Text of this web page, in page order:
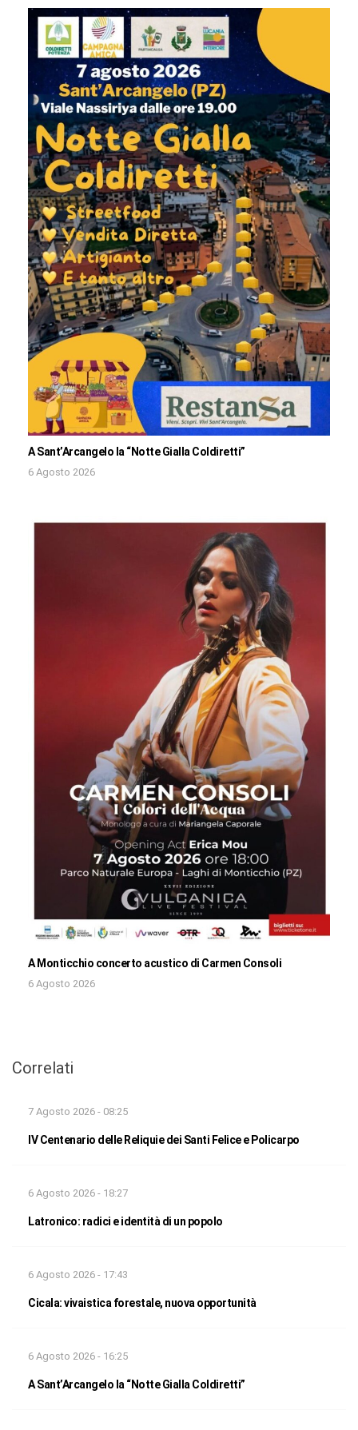
A Sant’Arcangelo la “Notte Gialla Coldiretti”
6 Agosto 2026
A Monticchio concerto acustico di Carmen Consoli
6 Agosto 2026
Correlati
7 Agosto 2026 - 08:25
IV Centenario delle Reliquie dei Santi Felice e Policarpo
6 Agosto 2026 - 18:27
Latronico: radici e identità di un popolo
6 Agosto 2026 - 17:43
Cicala: vivaistica forestale, nuova opportunità
6 Agosto 2026 - 16:25
A Sant’Arcangelo la “Notte Gialla Coldiretti”